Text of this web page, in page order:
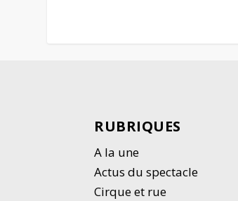
RUBRIQUES
A la une
Actus du spectacle
Cirque et rue